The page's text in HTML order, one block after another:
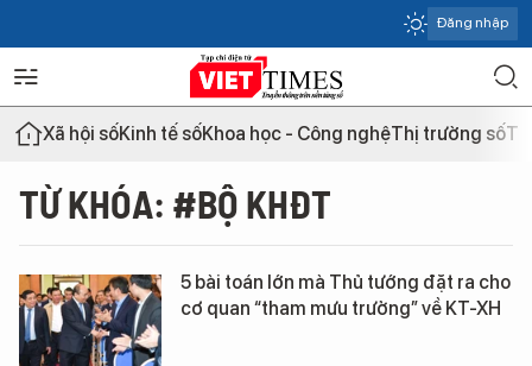
Đăng nhập
Xã hội sốKinh tế sốKhoa học - Công nghệThị trường số
TỪ KHÓA: #BỘ KHĐT
5 bài toán lớn mà Thủ tướng đặt ra cho
cơ quan “tham mưu trưởng” về KT-XH